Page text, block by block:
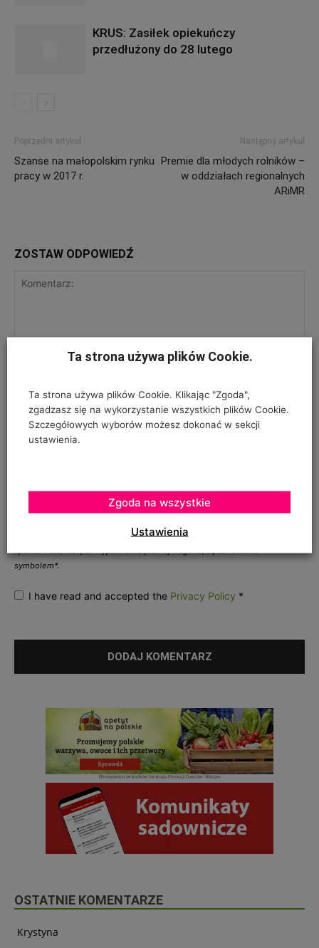
KRUS: Zasiłek opiekuńczy
przedłużony do 28 lutego
Poprzedni artykuł
Szanse na małopolskim rynku
pracy w 2017 r.
Następny artykuł
Premie dla młodych rolników –
w oddziałach regionalnych
ARiMR
ZOSTAW ODPOWIEDŹ
ZGODA NA PRZETWARZANIE DANYCH OSOBOWYCH*
wiadomości redakcji. Nie udostępnimy go osobom trzecim. Nie wysyłamy
spamu. Pola, których wypełnienie jest wymagane, są oznaczone
symbolem*.
I have read and accepted the Privacy Policy *
OSTATNIE KOMENTARZE
Krystyna
Ta strona używa plików Cookie.
Ta strona używa plików Cookie. Klikając "Zgoda",
zgadzasz się na wykorzystanie wszystkich plików Cookie.
Szczegółowych wyborów możesz dokonać w sekcji
ustawienia.
Ustawienia
Zgoda na wszystkie